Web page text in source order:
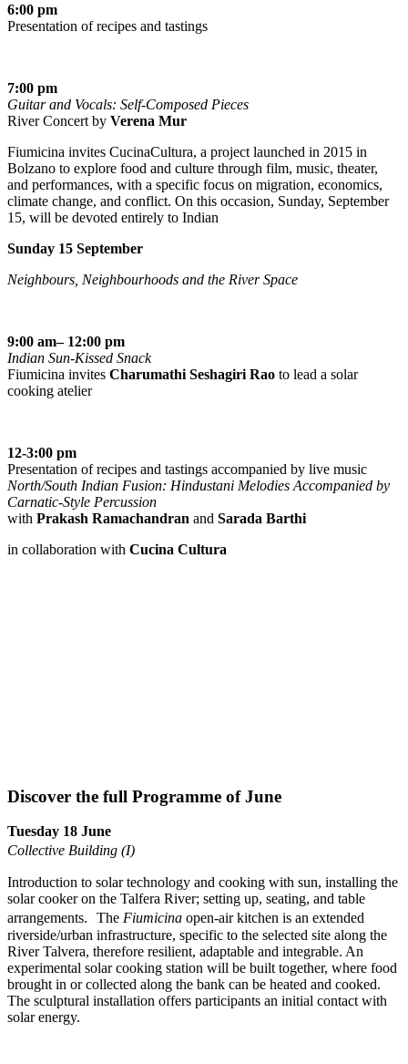
6:00 pm
Presentation of recipes and tastings
7:00 pm
Guitar and Vocals: Self-Composed Pieces
River Concert by Verena Mur
Fiumicina invites CucinaCultura, a project launched in 2015 in
Bolzano to explore food and culture through film, music, theater,
and performances, with a specific focus on migration, economics,
climate change, and conflict. On this occasion, Sunday, September
15, will be devoted entirely to Indian
Sunday 15 September
Neighbours, Neighbourhoods and the River Space
9:00 am– 12:00 pm
Indian Sun-Kissed Snack
Fiumicina invites Charumathi Seshagiri Rao to lead a solar
cooking atelier
12-3:00 pm
Presentation of recipes and tastings accompanied by live music
North/South Indian Fusion: Hindustani Melodies Accompanied by
Carnatic-Style Percussion
with Prakash Ramachandran and Sarada Barthi
in collaboration with Cucina Cultura
Discover the full Programme of June
Tuesday 18 June
Collective Building (I)
Introduction to solar technology and cooking with sun, installing the
solar cooker on the Talfera River; setting up, seating, and table
arrangements. The Fiumicina open-air kitchen is an extended
riverside/urban infrastructure, specific to the selected site along the
River Talvera, therefore resilient, adaptable and integrable. An
experimental solar cooking station will be built together, where food
brought in or collected along the bank can be heated and cooked.
The sculptural installation offers participants an initial contact with
solar energy.